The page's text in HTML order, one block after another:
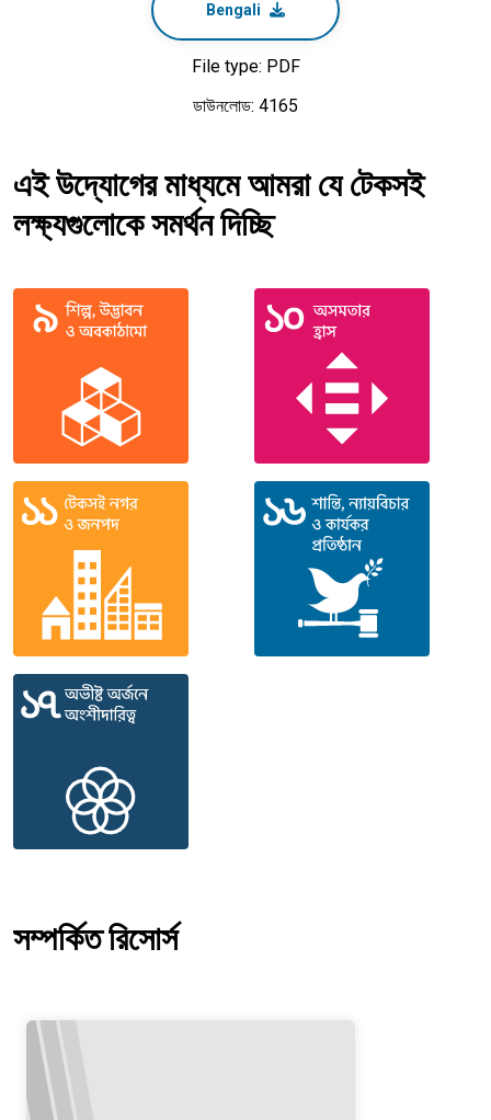
Bengali
File type: PDF
ডাউনলোড: 4165
এই উদ্যোগের মাধ্যমে আমরা যে টেকসই
লক্ষ্যগুলোকে সমর্থন দিচ্ছি
সম্পর্কিত রিসোর্স